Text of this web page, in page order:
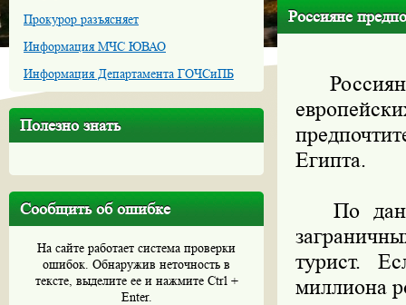
Прокурор разъясняет
Информация МЧС ЮВАО
Информация Департамента ГОЧСиПБ
Полезно знать
Сообщить об ошибке
На сайте работает система проверки
ошибок. Обнаружив неточность в
тексте, выделите ее и нажмите Ctrl +
Enter.
Россияне
Египта.
По
турист.
миллиона